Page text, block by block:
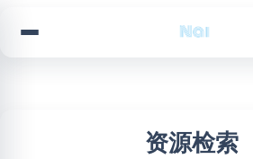
资源检索